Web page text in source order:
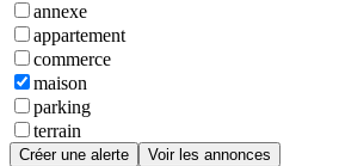
annexe
appartement
commerce
maison
parking
terrain
Créer une alerte Voir les annonces